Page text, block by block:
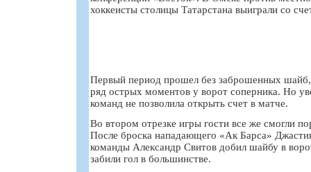
хоккеисты столицы Татарстана выиграли со
Первый период прошел без заброшенных шайб,
ряд острых моментов у ворот соперника. Но
команд не позволила открыть счет в матче.
Во втором отрезке игры гости все же смогли
После броска нападающего «Ак Барса»
команды Александр Свитов добил шайбу в
забили гол в большинстве.